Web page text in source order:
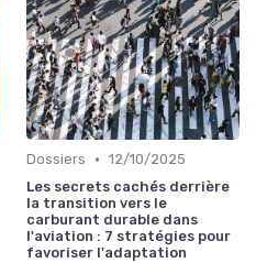
Dossiers • 12/10/2025
Les secrets cachés derrière
la transition vers le
carburant durable dans
l'aviation : 7 stratégies pour
favoriser l'adaptation